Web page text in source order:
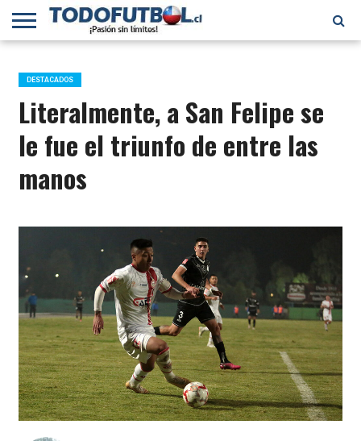
PRIMERA
B
SELECCIÓN
CHILENA
CHILENOS
EN EL
MUNDO
FÚTBOL
INTERNACIONAL
DESTACADOS
Literalmente, a San Felipe se
le fue el triunfo de entre las
manos